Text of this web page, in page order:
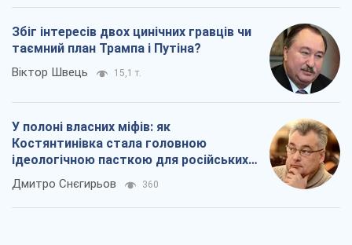
Збіг інтересів двох цинічних гравців чи
таємний план Трампа і Путіна?
Віктор Швець 15,1 т.
У полоні власних міфів: як
Костянтинівка стала головною
ідеологічною пасткою для російських
окупантів
Дмитро Снєгирьов 360